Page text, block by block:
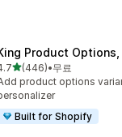
Product Options,
별 5개 중
(446)
리뷰 446개
•무료
product options
Built for Shopify